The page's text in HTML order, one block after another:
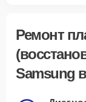
Ремонт
Samsung